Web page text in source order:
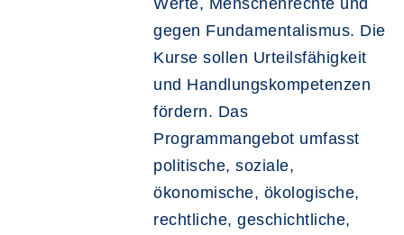
gegen Fundamentalismus. Die
Kurse sollen Urteilsfähigkeit
und Handlungskompetenzen
fördern. Das
Programmangebot umfasst
politische, soziale,
ökonomische, ökologische,
rechtliche, geschichtliche,